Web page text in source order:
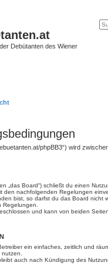
Debütanten des Wiener
phpBB3“) wird
„das Board“) schließt du einen
den nachfolgenden Regelungen
bist, so darfst du das Board nicht
und kann von beiden
ein einfaches, zeitlich und
auch nach Kündigung des